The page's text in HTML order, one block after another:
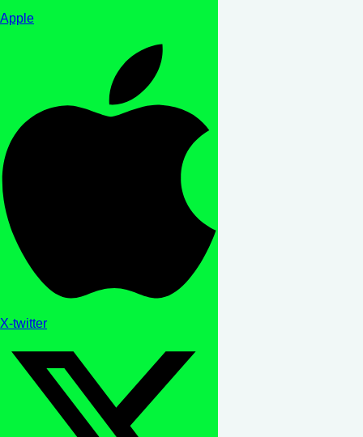
Apple
X-twitter